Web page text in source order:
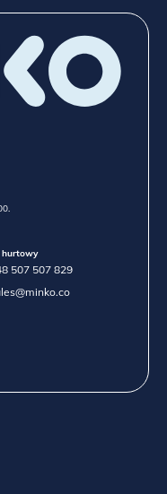
hurtowy
507 507 829